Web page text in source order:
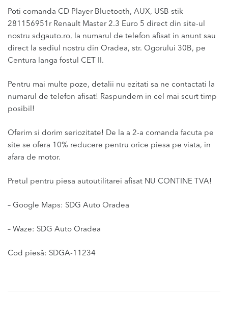
Poti comanda CD Player Bluetooth, AUX, USB stik
281156951r Renault Master 2.3 Euro 5 direct din site-ul
nostru sdgauto.ro, la numarul de telefon afisat in anunt sau
direct la sediul nostru din Oradea, str. Ogorului 30B, pe
Centura langa fostul CET II.
Pentru mai multe poze, detalii nu ezitati sa ne contactati la
numarul de telefon afisat! Raspundem in cel mai scurt timp
posibil!
Oferim si dorim seriozitate! De la a 2-a comanda facuta pe
site se ofera 10% reducere pentru orice piesa pe viata, in
afara de motor.
Pretul pentru piesa autoutilitarei afisat NU CONTINE TVA!
– Google Maps: SDG Auto Oradea
– Waze: SDG Auto Oradea
Cod piesă: SDGA-11234